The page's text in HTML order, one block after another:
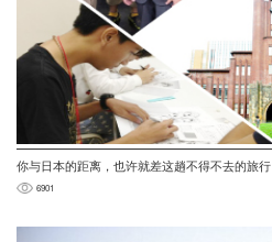
你与日本的距离，也许就差这趟不得不去的旅行
6901